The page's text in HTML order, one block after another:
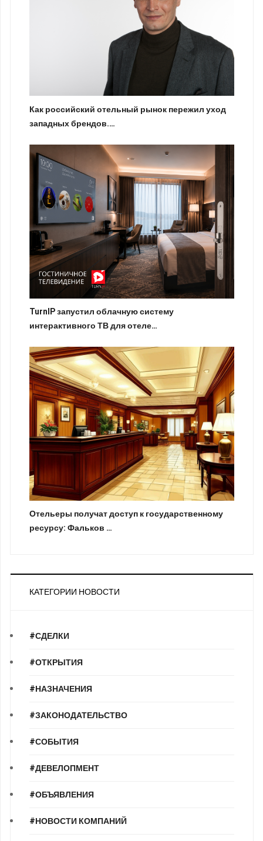
Как российский отельный рынок пережил уход
западных брендов.…
TurnIP запустил облачную систему
интерактивного ТВ для отеле…
Отельеры получат доступ к государственному
ресурсу: Фальков …
КАТЕГОРИИ НОВОСТИ
#СДЕЛКИ
#ОТКРЫТИЯ
#НАЗНАЧЕНИЯ
#ЗАКОНОДАТЕЛЬСТВО
#СОБЫТИЯ
#ДЕВЕЛОПМЕНТ
#ОБЪЯВЛЕНИЯ
#НОВОСТИ КОМПАНИЙ